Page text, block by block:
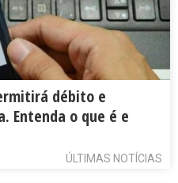
débito e
Entenda o que é e
ÚLTIMAS NOTÍCIAS